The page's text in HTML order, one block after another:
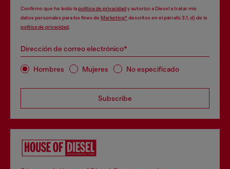
Confirmo que he leído lapolítica de privacidady autorizo a Diesel a tratar mis
datos personales para los fines de Marketing*descritos en el párrafo 3.1, d) de la
política de privacidad
Dirección de correo electrónico*
Hombres Mujeres No especificado
Subscribe